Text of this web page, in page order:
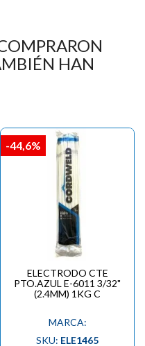
HAN
ELECTRODO CTE
PTO.AZUL E-6011 3/32"
(2.4MM) 1KG C
MARCA:
SKU: ELE1465
-44,6%